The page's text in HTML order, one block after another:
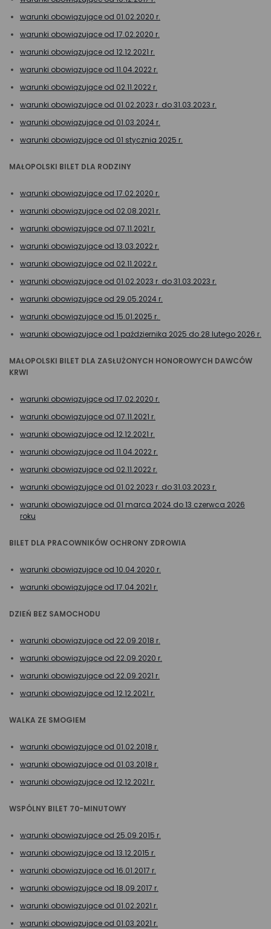
warunki obowiązujące od 01.02.2020 r.
warunki obowiązujące od 17.02.2020 r.
warunki obowiązujące od 12.12.2021 r.
warunki obowiązujące od 11.04.2022 r.
warunki obowiązujące od 02.11.2022 r.
warunki obowiązujące od 01.02.2023 r. do 31.03.2023 r.
warunki obowiązujące od 01.03.2024 r.
warunki obowiązujące od 01 stycznia 2025 r.
MAŁOPOLSKI BILET DLA RODZINY
warunki obowiązujące od 17.02.2020 r.
warunki obowiązujące od 02.08.2021 r.
warunki obowiązujące od 07.11.2021 r.
warunki obowiązujące od 13.03.2022 r.
warunki obowiązujące od 02.11.2022 r.
warunki obowiązujące od 01.02.2023 r. do 31.03.2023 r.
warunki obowiązujące od 29.05.2024 r.
warunki obowiązujące od 15.01.2025 r.
warunki obowiązujące od 1 października 2025 do 28 lutego 2026 r.
MAŁOPOLSKI BILET DLA ZASŁUŻONYCH HONOROWYCH DAWCÓW
KRWI
warunki obowiązujące od 17.02.2020 r.
warunki obowiązujące od 07.11.2021 r.
warunki obowiązujące od 12.12.2021 r.
warunki obowiązujące od 11.04.2022 r.
warunki obowiązujące od 02.11.2022 r.
warunki obowiązujące od 01.02.2023 r. do 31.03.2023 r.
warunki obowiązujące od 01 marca 2024 do 13 czerwca 2026
roku
BILET DLA PRACOWNIKÓW OCHRONY ZDROWIA
warunki obowiązujące od 10.04.2020 r.
warunki obowiązujące od 17.04.2021 r.
DZIEŃ BEZ SAMOCHODU
warunki obowiązujące od 22.09.2018 r.
warunki obowiązujące od 22.09.2020 r.
warunki obowiązujące od 22.09.2021 r.
warunki obowiązujące od 12.12.2021 r.
WALKA ZE SMOGIEM
warunki obowiązujące od 01.02.2018 r.
warunki obowiązujące od 01.03.2018 r.
warunki obowiązujące od 12.12.2021 r.
WSPÓLNY BILET 70-MINUTOWY
warunki obowiązujące od 25.09.2015 r.
warunki obowiązujące od 13.12.2015 r.
warunki obowiązujące od 16.01.2017 r.
warunki obowiązujące od 18.09.2017 r.
warunki obowiązujące od 01.02.2021 r.
warunki obowiązujące od 01.03.2021 r.